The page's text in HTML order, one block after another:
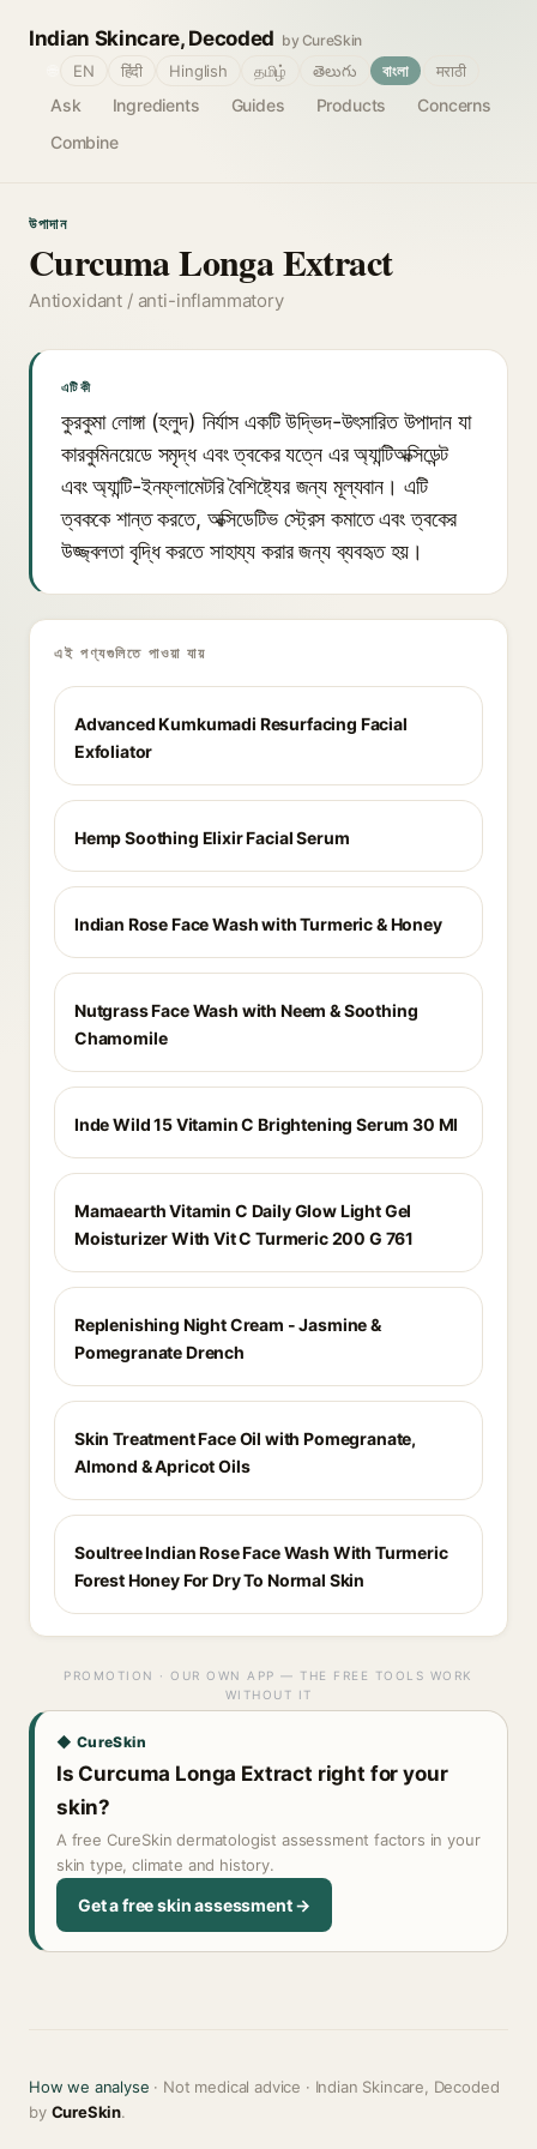
Indian Skincare, Decoded by CureSkin
Ask Ingredients Guides Products
Concerns
Combine
EN हिंदी Hinglish தமிழ் తెలుగు বাংলা मराठी
উপাদান
Curcuma Longa Extract
Antioxidant / anti-inflammatory
এটি কী
কুরকুমা লোঙ্গা (হলুদ) নির্যাস একটি উদ্ভিদ-উৎসারিত উপাদান যা
কারকুমিনয়েডে সমৃদ্ধ এবং ত্বকের যত্নে এর অ্যান্টিঅক্সিডেন্ট
এবং অ্যান্টি-ইনফ্লামেটরি বৈশিষ্ট্যের জন্য মূল্যবান। এটি
ত্বককে শান্ত করতে, অক্সিডেটিভ স্ট্রেস কমাতে এবং ত্বকের
উজ্জ্বলতা বৃদ্ধি করতে সাহায্য করার জন্য ব্যবহৃত হয়।
এই পণ্যগুলিতে পাওয়া যায়
Advanced Kumkumadi Resurfacing Facial
Exfoliator
Hemp Soothing Elixir Facial Serum
Indian Rose Face Wash with Turmeric & Honey
Nutgrass Face Wash with Neem & Soothing
Chamomile
Inde Wild 15 Vitamin C Brightening Serum 30 Ml
Mamaearth Vitamin C Daily Glow Light Gel
Moisturizer With Vit C Turmeric 200 G 761
Replenishing Night Cream - Jasmine &
Pomegranate Drench
Skin Treatment Face Oil with Pomegranate,
Almond & Apricot Oils
Soultree Indian Rose Face Wash With Turmeric
Forest Honey For Dry To Normal Skin
PROMOTION · OUR OWN APP — THE FREE TOOLS WORK
WITHOUT IT
◆ CureSkin
Is Curcuma Longa Extract right for your
skin?
A free CureSkin dermatologist assessment factors in your
skin type, climate and history.
Get a free skin assessment →
How we analyse · Not medical advice · Indian Skincare, Decoded
by CureSkin.